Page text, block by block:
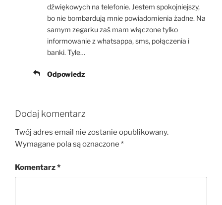
dźwiękowych na telefonie. Jestem spokojniejszy,
bo nie bombardują mnie powiadomienia żadne. Na
samym zegarku zaś mam włączone tylko
informowanie z whatsappa, sms, połączenia i
banki. Tyle…
Odpowiedz
Dodaj komentarz
Twój adres email nie zostanie opublikowany.
Wymagane pola są oznaczone *
Komentarz*